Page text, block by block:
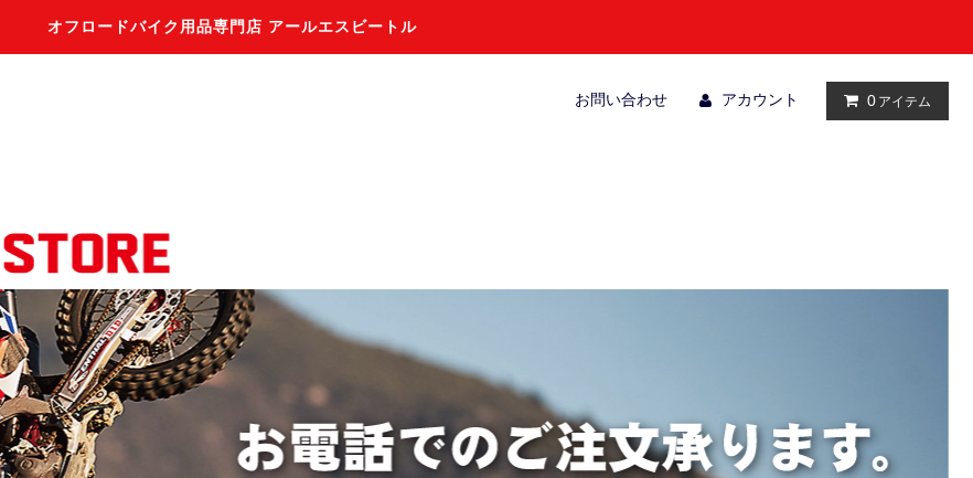
オフロードバイク用品専門店 アールエスビートル
お問い合わせ アカウント 0 アイテム